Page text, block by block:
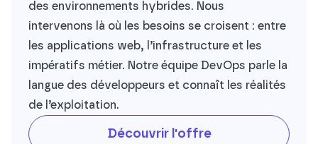
des environnements hybrides. Nous
intervenons là où les besoins se croisent : entre
les applications web, l’infrastructure et les
impératifs métier. Notre équipe DevOps parle la
langue des développeurs et connaît les réalités
de l’exploitation.
Découvrir l'offre